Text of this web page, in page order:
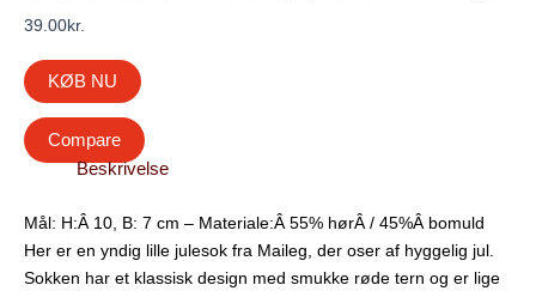
39.00kr.
KØB NU
Compare
Beskrivelse
Mål: H:Â 10, B: 7 cm – Materiale:Â 55% hørÂ / 45%Â bomuld
Her er en yndig lille julesok fra Maileg, der oser af hyggelig jul.
Sokken har et klassisk design med smukke røde tern og er lige